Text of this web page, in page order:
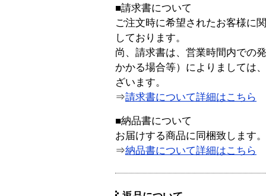
■請求書について
ご注文時に希望されたお客様に
しております。
尚、請求書は、営業時間内での
かかる場合等）によりましては
ざいます。
⇒請求書について詳細はこちら
■納品書について
お届けする商品に同梱致します。
⇒納品書について詳細はこちら